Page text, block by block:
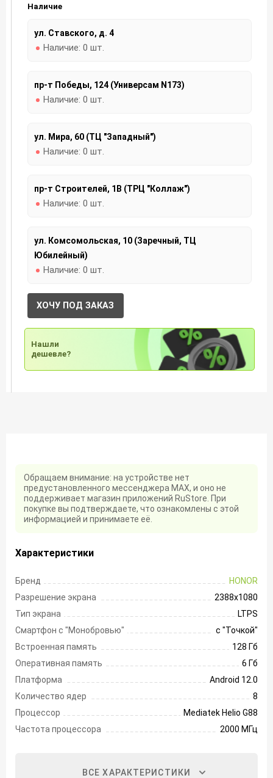
Наличие
ул. Ставского, д. 4
Наличие: 0 шт.
пр-т Победы, 124 (Универсам N173)
Наличие: 0 шт.
ул. Мира, 60 (ТЦ "Западный")
Наличие: 0 шт.
пр-т Строителей, 1В (ТРЦ "Коллаж")
Наличие: 0 шт.
ул. Комсомольская, 10 (Заречный, ТЦ
Юбилейный)
Наличие: 0 шт.
ХОЧУ ПОД ЗАКАЗ
Нашли
дешевле?
Обращаем внимание: на устройстве нет
предустановленного мессенджера MAX, и оно не
поддерживает магазин приложений RuStore. При
покупке вы подтверждаете, что ознакомлены с этой
информацией и принимаете её.
Характеристики
Бренд
HONOR
Разрешение экрана
2388х1080
Тип экрана
LTPS
Смартфон с "Монобровью"
с "Точкой"
Встроенная память
128 Гб
Оперативная память
6 Гб
Платформа
Android 12.0
Количество ядер
8
Процессор
Mediatek Helio G88
Частота процессора
2000 МГц
ВСЕ ХАРАКТЕРИСТИКИ